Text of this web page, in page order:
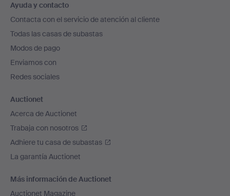
en
el
pie
de
página
Ayuda y contacto
Contacta con el servicio de atención al cliente
Todas las casas de subastas
Modos de pago
Enviamos con
Redes sociales
Auctionet
Acerca de Auctionet
Trabaja con nosotros
Adhiere tu casa de subastas
La garantía Auctionet
Más información de Auctionet
Auctionet Magazine